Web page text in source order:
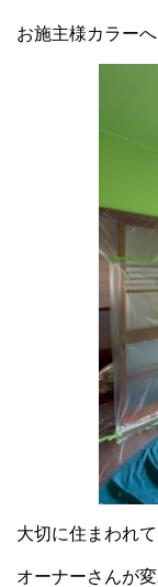
お施主様カラー
大切に住まわれて
オーナーさんが